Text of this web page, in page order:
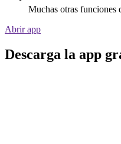
Muchas otras funciones
Abrir app
Descarga la app